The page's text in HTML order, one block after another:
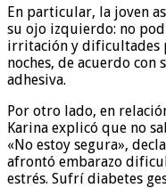
En particular, la joven
su ojo izquierdo: no
irritación y dificultades
noches, de acuerdo con
adhesiva.
Por otro lado, en
Karina explicó que no
«No estoy segura»,
afrontó embarazo
estrés. Sufrí diabetes